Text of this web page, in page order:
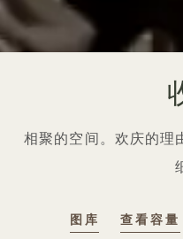
相聚的空间。欢庆的理
图库 查看容量